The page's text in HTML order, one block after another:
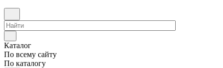
Каталог
По всему сайту
По каталогу